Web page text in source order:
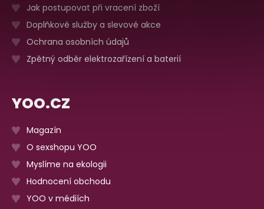
Jak postupovat při vracení zboží
Doplňkové služby a slevové akce
Ochrana osobních údajů
Zpětný odběr elektrozařízení a baterií
YOO.CZ
Magazín
O sexshopu YOO
Myslíme na ekologii
Hodnocení obchodu
YOO v médiích